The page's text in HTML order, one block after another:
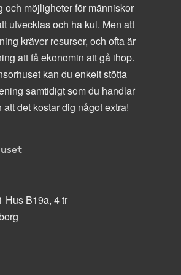
och möjligheter för människor
utvecklas och ha kul. Men att
kräver resurser, och ofta är
att få ekonomin att gå ihop.
kan du enkelt stötta
samtidigt som du handlar
det kostar dig något extra!
Hus B19a, 4 tr